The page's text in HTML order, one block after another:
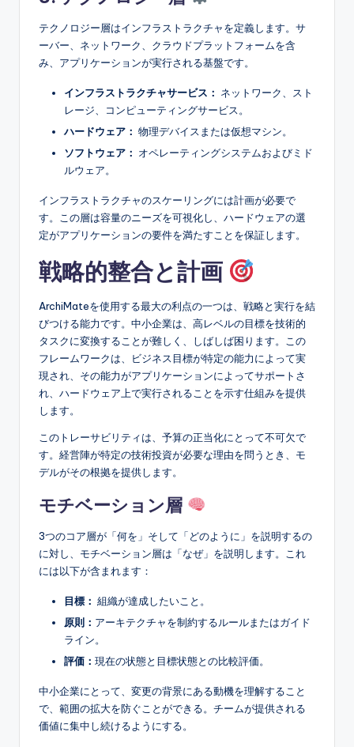
テクノロジー層はインフラストラクチャを定義します。サ
ーバー、ネットワーク、クラウドプラットフォームを含
み、アプリケーションが実行される基盤です。
インフラストラクチャサービス： ネットワーク、スト
レージ、コンピューティングサービス。
ハードウェア： 物理デバイスまたは仮想マシン。
ソフトウェア： オペレーティングシステムおよびミド
ルウェア。
インフラストラクチャのスケーリングには計画が必要で
す。この層は容量のニーズを可視化し、ハードウェアの選
定がアプリケーションの要件を満たすことを保証します。
戦略的整合と計画
ArchiMateを使用する最大の利点の一つは、戦略と実行を結
びつける能力です。中小企業は、高レベルの目標を技術的
タスクに変換することが難しく、しばしば困ります。この
フレームワークは、ビジネス目標が特定の能力によって実
現され、その能力がアプリケーションによってサポートさ
れ、ハードウェア上で実行されることを示す仕組みを提供
します。
このトレーサビリティは、予算の正当化にとって不可欠で
す。経営陣が特定の技術投資が必要な理由を問うとき、モ
デルがその根拠を提供します。
モチベーション層
3つのコア層が「何を」そして「どのように」を説明するの
に対し、モチベーション層は「なぜ」を説明します。これ
には以下が含まれます：
目標： 組織が達成したいこと。
原則： アーキテクチャを制約するルールまたはガイド
ライン。
評価： 現在の状態と目標状態との比較評価。
中小企業にとって、変更の背景にある動機を理解すること
で、範囲の拡大を防ぐことができる。チームが提供される
価値に集中し続けるようにする。